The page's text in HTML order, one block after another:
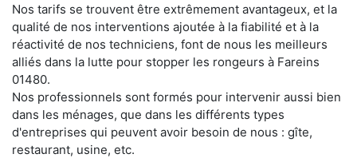
Nos tarifs se trouvent être extrêmement avantageux, et la
qualité de nos interventions ajoutée à la fiabilité et à la
réactivité de nos techniciens, font de nous les meilleurs
alliés dans la lutte pour stopper les rongeurs à Fareins
01480.
Nos professionnels sont formés pour intervenir aussi bien
dans les ménages, que dans les différents types
d'entreprises qui peuvent avoir besoin de nous : gîte,
restaurant, usine, etc.